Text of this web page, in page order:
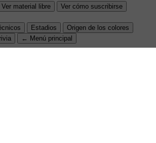
Ver material libre
Ver cómo suscribirse
Estadios
Origen de los colores
← Menú principal